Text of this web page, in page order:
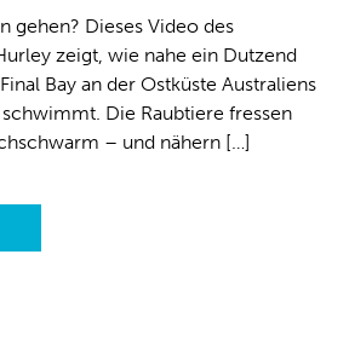
gehen? Dieses Video des
zeigt, wie nahe ein Dutzend
Bay an der Ostküste Australiens
Die Raubtiere fressen
– und nähern […]